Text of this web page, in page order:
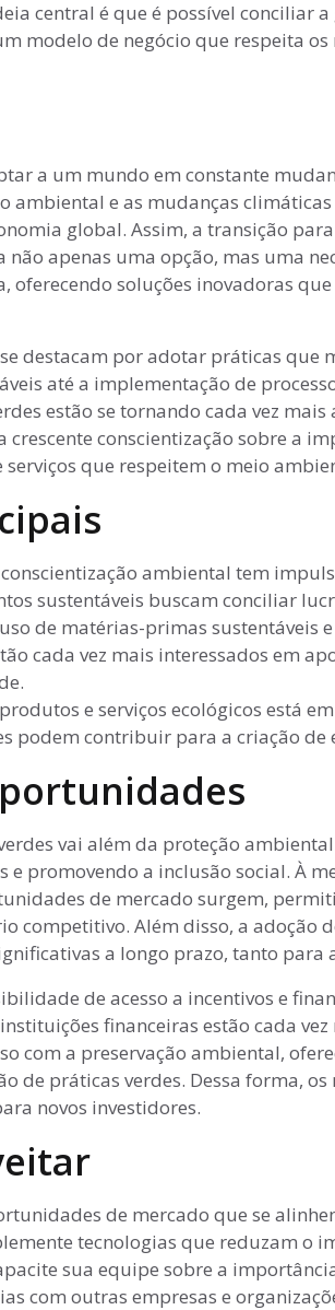
g p
central é que é possível conciliar
modelo de negócio que respeita
a um mundo em constante
ambiental e as mudanças
global. Assim, a transição
apenas uma opção, mas uma
oferecendo soluções inovadoras
destacam por adotar práticas
até a implementação de
estão se tornando cada vez
crescente conscientização sobre a
que respeitem o meio
ambiental tem
sustentáveis buscam conciliar
de matérias-primas sustentáveis
cada vez mais interessados em
e serviços ecológicos está
podem contribuir para a criação
vai além da proteção
e promovendo a inclusão social. À
de mercado surgem,
competitivo. Além disso, a adoção
a longo prazo, tanto para
de acesso a incentivos e
financeiras estão cada
com a preservação ambiental,
de práticas verdes. Dessa forma, os
novos investidores.
de mercado que se
tecnologias que reduzam o
sua equipe sobre a
com outras empresas e